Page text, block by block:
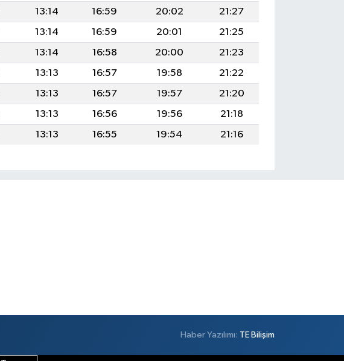
13:14 16:59 20:02
21:27
13:14 16:59 20:01
21:25
13:14 16:58 20:00
21:23
13:13 16:57 19:58
21:22
13:13 16:57 19:57
21:20
13:13 16:56 19:56
21:18
13:13 16:55 19:54 21:16
Haber Yazılımı: TE Bilişim